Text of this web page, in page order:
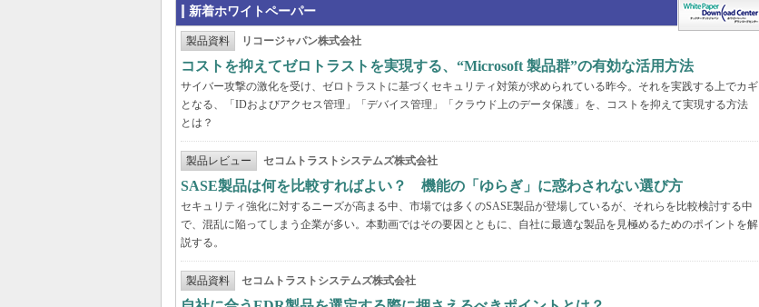
新着ホワイトペーパー
製品資料 リコージャパン株式会社
コストを抑えてゼロトラストを実現する、“Microsoft 製品群”の有効な活用方法
サイバー攻撃の激化を受け、ゼロトラストに基づくセキュリティ対策が求められている昨今。それを実践する上でカギ
となる、「IDおよびアクセス管理」「デバイス管理」「クラウド上のデータ保護」を、コストを抑えて実現する方法
とは？
製品レビュー セコムトラストシステムズ株式会社
SASE製品は何を比較すればよい？ 機能の「ゆらぎ」に惑わされない選び方
セキュリティ強化に対するニーズが高まる中、市場では多くのSASE製品が登場しているが、それらを比較検討する中
で、混乱に陥ってしまう企業が多い。本動画ではその要因とともに、自社に最適な製品を見極めるためのポイントを解
説する。
製品資料 セコムトラストシステムズ株式会社